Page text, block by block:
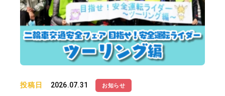
投稿日 2026.07.31 お知らせ